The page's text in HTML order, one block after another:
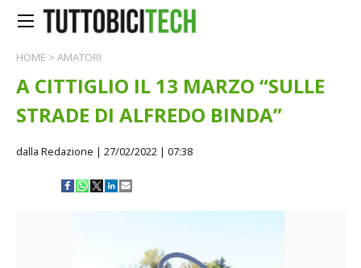
HOME > AMATORI
A CITTIGLIO IL 13 MARZO “SULLE
STRADE DI ALFREDO BINDA”
dalla Redazione | 27/02/2022 | 07:38